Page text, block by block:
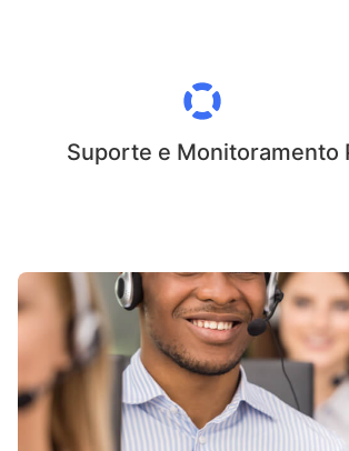
Suporte e Monitoramento